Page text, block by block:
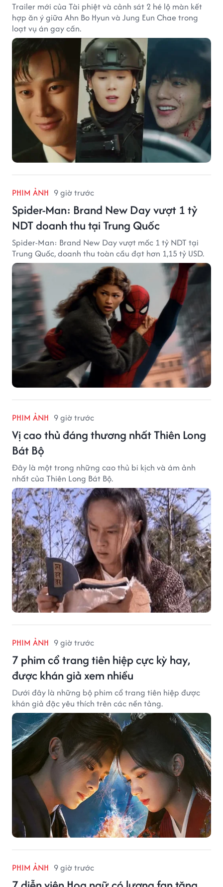
Trailer mới của Tài phiệt và cảnh sát 2 hé lộ màn kết
hợp ăn ý giữa Ahn Bo Hyun và Jung Eun Chae trong
loạt vụ án gay cấn.
PHIM ẢNH 9 giờ trước
Spider-Man: Brand New Day vượt 1 tỷ
NDT doanh thu tại Trung Quốc
Spider-Man: Brand New Day vượt mốc 1 tỷ NDT tại
Trung Quốc, doanh thu toàn cầu đạt hơn 1,15 tỷ USD.
PHIM ẢNH 9 giờ trước
Vị cao thủ đáng thương nhất Thiên Long
Bát Bộ
Đây là một trong những cao thủ bi kịch và ám ảnh
nhất của Thiên Long Bát Bộ.
PHIM ẢNH 9 giờ trước
7 phim cổ trang tiên hiệp cực kỳ hay,
được khán giả xem nhiều
Dưới đây là những bộ phim cổ trang tiên hiệp được
khán giả đặc yêu thích trên các nền tảng.
PHIM ẢNH 9 giờ trước